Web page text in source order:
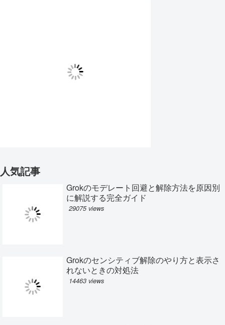
人気記事
Grokのモデレート回避と解除方法を原因別
に解説する完全ガイド
29075 views
Grokのセンシティブ解除のやり方と表示さ
れないときの対処法
14463 views